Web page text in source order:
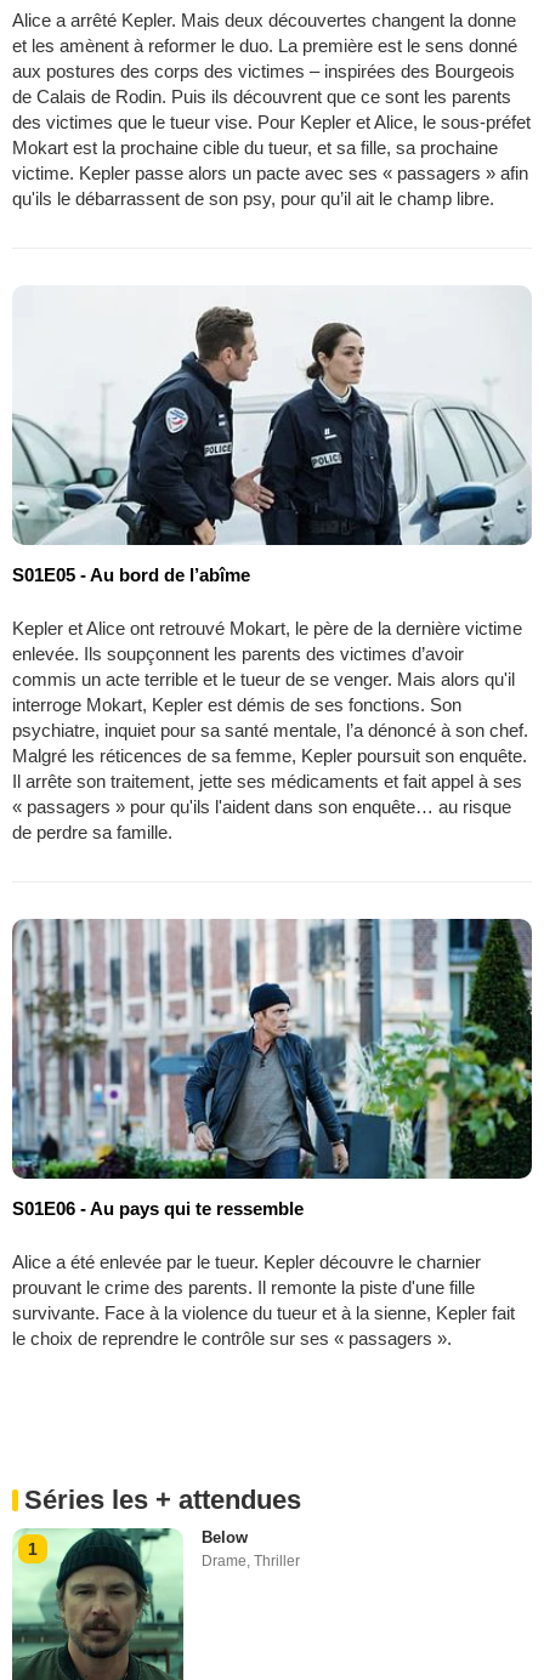
Alice a arrêté Kepler. Mais deux découvertes changent la donne
et les amènent à reformer le duo. La première est le sens donné
aux postures des corps des victimes – inspirées des Bourgeois
de Calais de Rodin. Puis ils découvrent que ce sont les parents
des victimes que le tueur vise. Pour Kepler et Alice, le sous-préfet
Mokart est la prochaine cible du tueur, et sa fille, sa prochaine
victime. Kepler passe alors un pacte avec ses « passagers » afin
qu'ils le débarrassent de son psy, pour qu’il ait le champ libre.
S01E05 - Au bord de l’abîme
Kepler et Alice ont retrouvé Mokart, le père de la dernière victime
enlevée. Ils soupçonnent les parents des victimes d’avoir
commis un acte terrible et le tueur de se venger. Mais alors qu'il
interroge Mokart, Kepler est démis de ses fonctions. Son
psychiatre, inquiet pour sa santé mentale, l’a dénoncé à son chef.
Malgré les réticences de sa femme, Kepler poursuit son enquête.
Il arrête son traitement, jette ses médicaments et fait appel à ses
« passagers » pour qu'ils l'aident dans son enquête… au risque
de perdre sa famille.
S01E06 - Au pays qui te ressemble
Alice a été enlevée par le tueur. Kepler découvre le charnier
prouvant le crime des parents. Il remonte la piste d'une fille
survivante. Face à la violence du tueur et à la sienne, Kepler fait
le choix de reprendre le contrôle sur ses « passagers ».
Séries les + attendues
1
Below
Drame,Thriller